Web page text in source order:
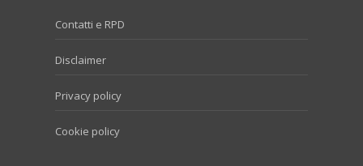
Contatti e RPD
Disclaimer
Privacy policy
Cookie policy